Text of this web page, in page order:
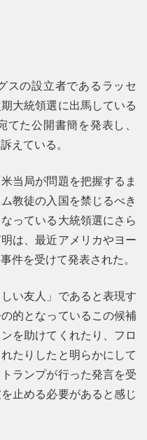
スの設立者であるラッセ
大統領選に出馬している
た公開書簡を発表し、
えている。
当局が問題を把握するま
教徒の入国を禁じるべき
っている大統領選にさら
は、最近アメリカやヨー
件を受けて発表された。
い友人」であると表現す
的となっているこの候補
を助けてくれたり、フロ
たりしたと明らかにして
ランプが行った発言を受
止める必要があると感じ